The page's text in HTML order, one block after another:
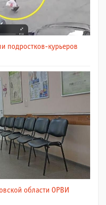
подростков-курьеров
области ОРВИ